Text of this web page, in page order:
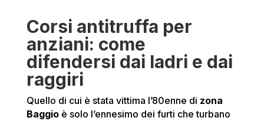
Corsi antitruffa per
anziani: come
difendersi dai ladri e dai
raggiri
Quello di cui è stata vittima l’80enne di zona
Baggioè solo l’ennesimo dei furti che turbano